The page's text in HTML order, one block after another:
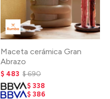
Maceta cerámica Gran
Abrazo
$ 483 $690
$ 338
$ 386